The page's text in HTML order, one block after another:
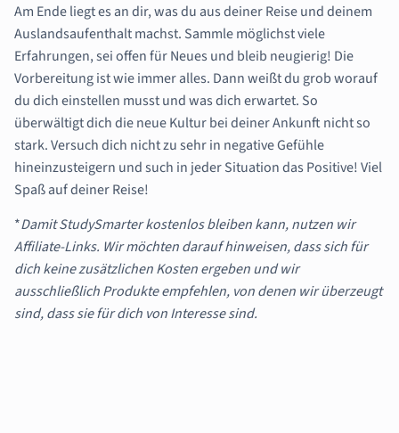
Am Ende liegt es an dir, was du aus deiner Reise und deinem
Auslandsaufenthalt machst. Sammle möglichst viele
Erfahrungen, sei offen für Neues und bleib neugierig! Die
Vorbereitung ist wie immer alles. Dann weißt du grob worauf
du dich einstellen musst und was dich erwartet. So
überwältigt dich die neue Kultur bei deiner Ankunft nicht so
stark. Versuch dich nicht zu sehr in negative Gefühle
hineinzusteigern und such in jeder Situation das Positive! Viel
Spaß auf deiner Reise!
*Damit StudySmarter kostenlos bleiben kann, nutzen wir
Affiliate-Links. Wir möchten darauf hinweisen, dass sich für
dich keine zusätzlichen Kosten ergeben und wir
ausschließlich Produkte empfehlen, von denen wir überzeugt
sind, dass sie für dich von Interesse sind.